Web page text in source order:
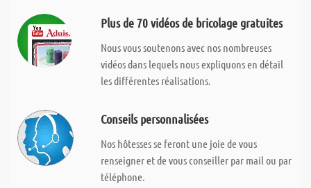
Plus de 70 vidéos de bricolage gratuites
Nous vous soutenons avec nos nombreuses
vidéos dans lequels nous expliquons en détail
les différentes réalisations.
Conseils personnalisées
Nos hôtesses se feront une joie de vous
renseigner et de vous conseiller par mail ou par
téléphone.